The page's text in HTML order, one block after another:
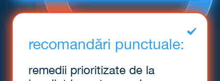
recomandări punctuale:
remedii prioritizate de la